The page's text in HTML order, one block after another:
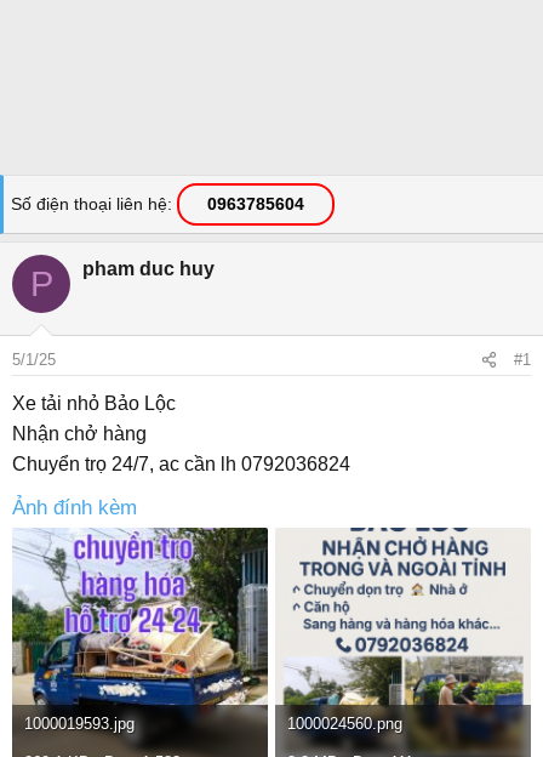
Số điện thoại liên hệ 0963785604
P pham duc huy
5/1/25 #1
Xe tải nhỏ Bảo Lộc
Nhận chở hàng
Chuyển trọ 24/7, ac cần lh 0792036824
Ảnh đính kèm
1000019593.jpg 1000024560.png